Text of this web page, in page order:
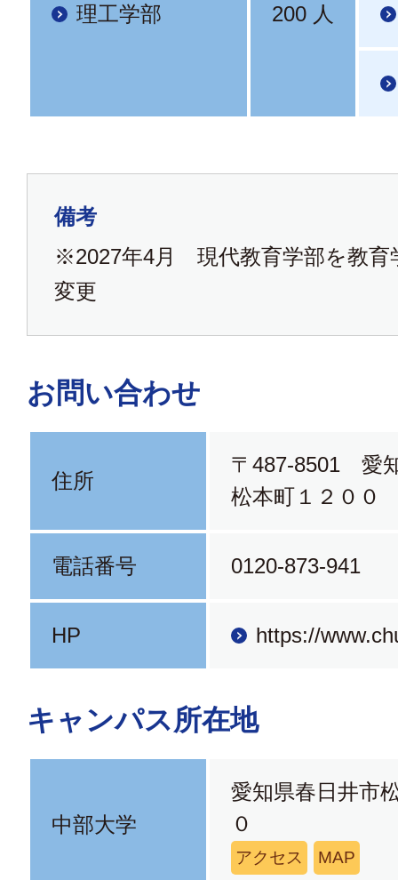
理工学部 200 人
備考
※2027年4月 現代教育学部を教育
変更
お問い合わせ
住所
〒487-8501 愛
松本町１２００
電話番号 0120-873-941
HP https://
キャンパス所在地
中部大学
愛知県春日井市
０
アクセス MAP